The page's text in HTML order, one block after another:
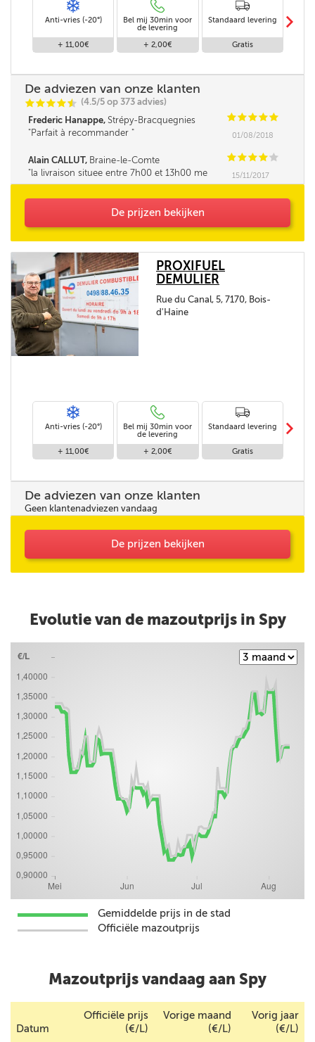
Anti-vries (-20°)
+ 11,00€
Bel mij 30min voor
de levering
+ 2,00€
Standaard levering
Gratis
m
De adviezen van onze klanten
CCCCi
@ (4.5/5 op 373 advies)
Frederic Hanappe, Strépy-Bracquegnies CCCCC
Parfait à recommander
01/08/2018
Alain CALLUT, Braine-le-Comte CCCC C
la livraison situee entre 7h00 et 13h00 me
parait tres longue. la fourchette ne pourrait elle
15/11/2017
De prijzen bekijken
PROXIFUEL
DEMULIER
Rue du Canal, 5, 7170, Bois-
d'Haine
Anti-vries (-20°)
+ 11,00€
Bel mij 30min voor
de levering
+ 2,00€
Standaard levering
Gratis
m
De adviezen van onze klanten
Geen klantenadviezen vandaag
De prijzen bekijken
Evolutie van de mazoutprijs in Spy
Gemiddelde prijs in de stad
Officiële mazoutprijs
Mazoutprijs vandaag aan Spy
Datum
Officiële prijs
(€/L)
Vorige maand
(€/L)
Vorig jaar
(€/L)